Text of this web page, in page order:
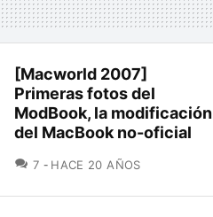
[Macworld 2007]
Primeras fotos del
ModBook, la modificación
del MacBook no-oficial
7 COMENTARIOS
HACE 20 AÑOS